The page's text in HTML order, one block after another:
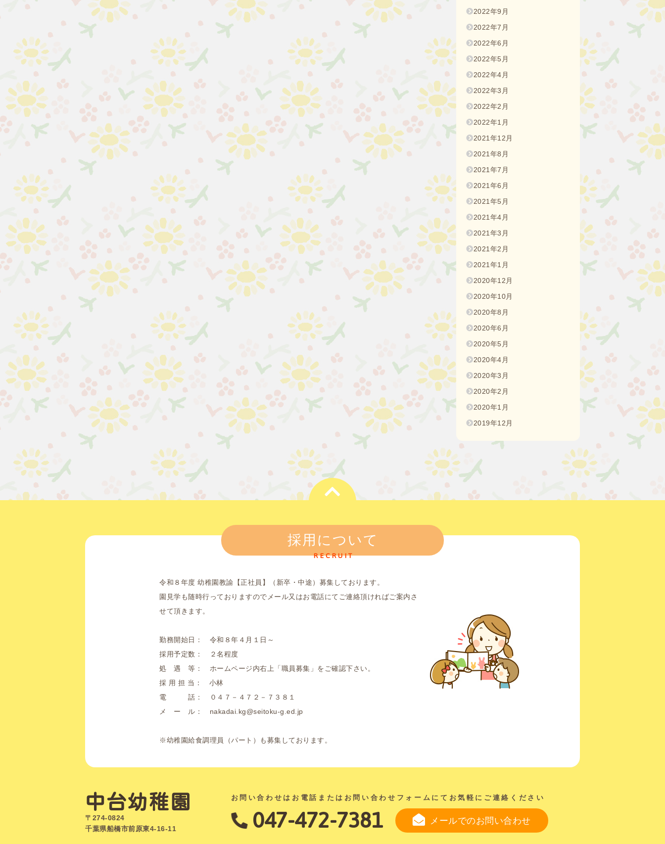
2022年9月
2022年7月
2022年6月
2022年5月
2022年4月
2022年3月
2022年2月
2022年1月
2021年12月
2021年8月
2021年7月
2021年6月
2021年5月
2021年4月
2021年3月
2021年2月
2021年1月
2020年12月
2020年10月
2020年8月
2020年6月
2020年5月
2020年4月
2020年3月
2020年2月
2020年1月
2019年12月
採用について
RECRUIT
令和８年度 幼稚園教諭【正社員】（新卒・中途）募集しております。
園見学も随時行っておりますのでメール又はお電話にてご連絡頂ければご案内さ
せて頂きます。
勤務開始日： 令和８年４月１日～
採用予定数： ２名程度
処 遇 等： ホームページ内右上「職員募集」をご確認下さい。
採 用 担 当： 小林
電 話： ０４７－４７２－７３８１
メ ー ル： nakadai.kg@seitoku-g.ed.jp
※幼稚園給食調理員（パート）も募集しております。
中台幼稚園
〒274-0824
千葉県船橋市前原東4-16-11
お問い合わせは お電話またはお問い合わせフォーム にてお気軽にご連絡ください
047-472-7381 メールでのお問い合わせ